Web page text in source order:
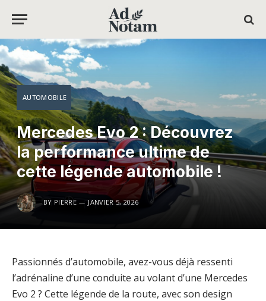
AUTOMOBILE
Mercedes Evo 2 : Découvrez
la performance ultime de
cette légende automobile !
BY PIERRE JANVIER 5, 2026
Passionnés d’automobile, avez-vous déjà ressenti
l’adrénaline d’une conduite au volant d’une Mercedes
Evo 2 ? Cette légende de la route, avec son design